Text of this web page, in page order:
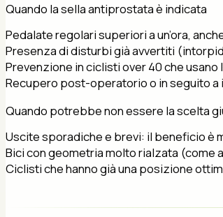
Quando la sella antiprostata è indicata
Pedalate regolari superiori a un’ora,
Presenza di disturbi già avvertiti
Prevenzione in ciclisti over 40 che
Recupero post-operatorio o in seguito a
Quando potrebbe non essere la scelta
Uscite sporadiche e brevi: il beneficio è
Bici con geometria molto rialzata (come
Ciclisti che hanno già una posizione